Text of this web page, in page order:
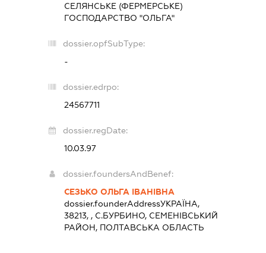
СЕЛЯНСЬКЕ (ФЕРМЕРСЬКЕ)
ГОСПОДАРСТВО "ОЛЬГА"
dossier.opfSubType:
-
dossier.edrpo:
24567711
dossier.regDate:
10.03.97
dossier.foundersAndBenef:
СЕЗЬКО ОЛЬГА ІВАНІВНА
dossier.founderAddressУКРАЇНА,
38213, , С.БУРБИНО, СЕМЕНІВСЬКИЙ
РАЙОН, ПОЛТАВСЬКА ОБЛАСТЬ